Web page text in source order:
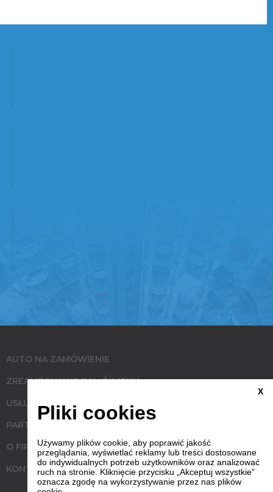
AUTO NA ZAMÓWIENIE
ZREALIZOWANE ZAMÓWIENIA
USŁUGI
PARTNERZY
O FIRMIE
KONTAKT
X
Pliki cookies
Używamy plików cookie, aby poprawić jakość
przeglądania, wyświetlać reklamy lub treści dostosowane
do indywidualnych potrzeb użytkowników oraz analizować
ruch na stronie. Kliknięcie przycisku „Akceptuj wszystkie”
oznacza zgodę na wykorzystywanie przez nas plików